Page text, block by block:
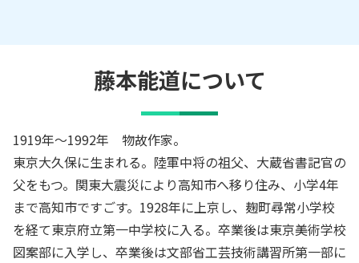
藤本能道について
1919年～1992年 物故作家。
東京大久保に生まれる。陸軍中将の祖父、大蔵省書記官の
父をもつ。関東大震災により高知市へ移り住み、小学4年
まで高知市ですごす。1928年に上京し、麹町尋常小学校
を経て東京府立第一中学校に入る。卒業後は東京美術学校
図案部に入学し、卒業後は文部省工芸技術講習所第一部に